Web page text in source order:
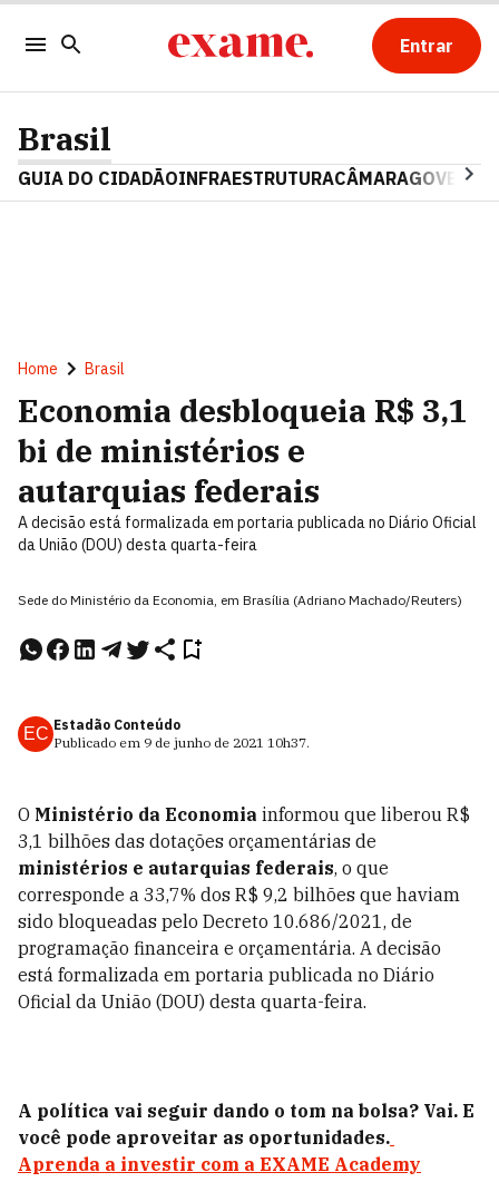
Entrar
Brasil
GUIA DO CIDADÃOINFRAESTRUTURACÂMARAGOVERNO
Home Brasil
Economia desbloqueia R$ 3,1
bi de ministérios e
autarquias federais
A decisão está formalizada em portaria publicada no Diário Oficial
da União (DOU) desta quarta-feira
Sede do Ministério da Economia, em Brasília (Adriano Machado/Reuters)
EC Estadão Conteúdo
Publicado em 9 de junho de 2021 10h37.
O Ministério da Economia informou que liberou R$
3,1 bilhões das dotações orçamentárias de
ministérios e autarquias federais, o que
corresponde a 33,7% dos R$ 9,2 bilhões que haviam
sido bloqueadas pelo Decreto 10.686/2021, de
programação financeira e orçamentária. A decisão
está formalizada em portaria publicada no Diário
Oficial da União (DOU) desta quarta-feira.
A política vai seguir dando o tom na bolsa? Vai. E
você pode aproveitar as oportunidades.
Aprenda a investir com a EXAME Academy